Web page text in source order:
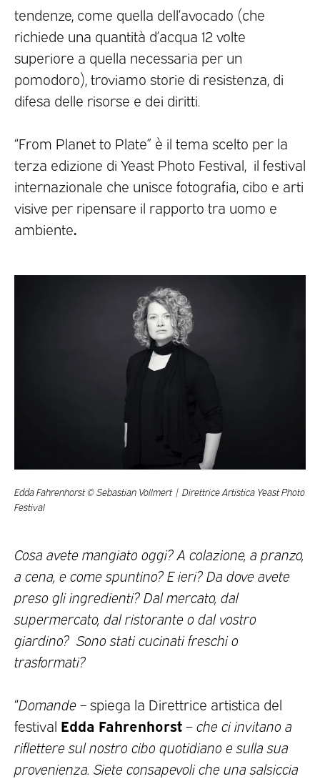
tendenze, come quella dell’avocado (che
richiede una quantità d’acqua 12 volte
superiore a quella necessaria per un
pomodoro), troviamo storie di resistenza, di
difesa delle risorse e dei diritti.
“From Planet to Plate” è il tema scelto per la
terza edizione di Yeast Photo Festival, il festival
internazionale che unisce fotografia, cibo e arti
visive per ripensare il rapporto tra uomo e
ambiente.
Edda Fahrenhorst © Sebastian Vollmert | Direttrice Artistica Yeast Photo
Festival
Cosa avete mangiato oggi? A colazione, a pranzo,
a cena, e come spuntino? E ieri? Da dove avete
preso gli ingredienti? Dal mercato, dal
supermercato, dal ristorante o dal vostro
giardino? Sono stati cucinati freschi o
trasformati?
“Domande – spiega la Direttrice artistica del
festival Edda Fahrenhorst–che ci invitano a
riflettere sul nostro cibo quotidiano e sulla sua
provenienza. Siete consapevoli che una salsiccia